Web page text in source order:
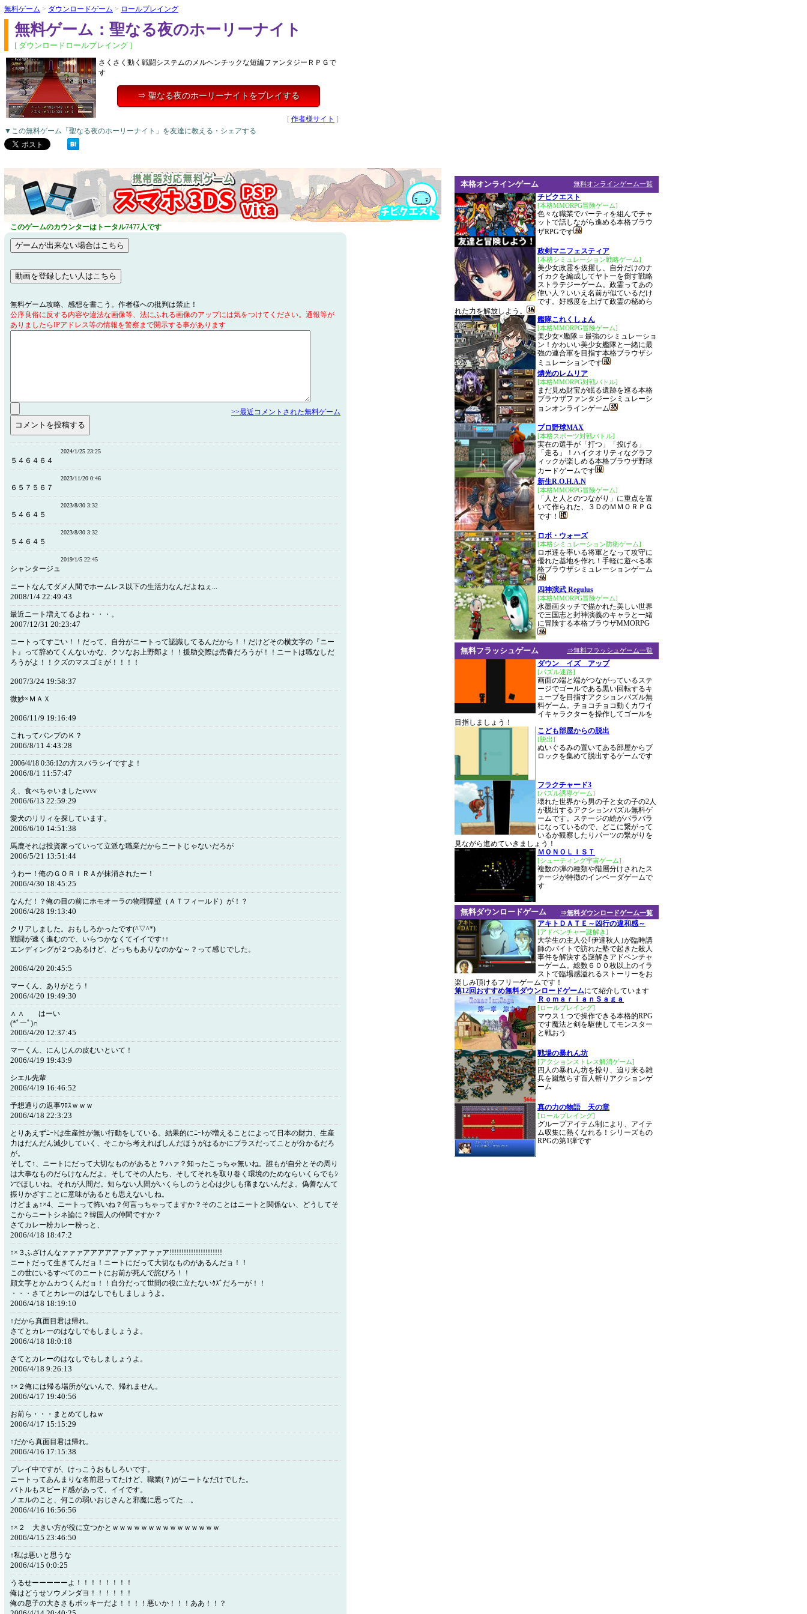
無料ゲーム > ダウンロードゲーム > ロールプレイング
無料ゲーム：聖なる夜のホーリーナイト
[ ダウンロードロールプレイング ]
さくさく動く戦闘システムのメルヘンチックな短編ファンタジーＲＰＧで
す
⇒ 聖なる夜のホーリーナイトをプレイする
[ 作者様サイト ]
▼この無料ゲーム「聖なる夜のホーリーナイト」を友達に教える・シェアする
このゲームのカウンターはトータル7477人です
無料ゲーム攻略、感想を書こう。作者様への批判は禁止！
公序良俗に反する内容や違法な画像等、法にふれる画像のアップには気をつけてください。通報等が
ありましたらIPアドレス等の情報を警察まで開示する事があります
>>最近コメントされた無料ゲーム
2024/1/25 23:25
５４６４６４
2023/11/20 0:46
６５７５６７
2023/8/30 3:32
５４６４５
2023/8/30 3:32
５４６４５
2019/1/5 22:45
シャンタージュ
ニートなんてダメ人間でホームレス以下の生活力なんだよねぇ...
2008/1/4 22:49:43
最近ニート増えてるよね・・・。
2007/12/31 20:23:47
ニートってすごい！！だって、自分がニートって認識してるんだから！！だけどその横文字の『ニー
ト』って辞めてくんないかな、クソなお上野郎よ！！援助交際は売春だろうが！！ニートは職なしだ
ろうがよ！！クズのマスゴミが！！！！
2007/3/24 19:58:37
微妙×ＭＡＸ
2006/11/9 19:16:49
これってバンプのＫ？
2006/8/11 4:43:28
2006/4/18 0:36:12の方スバラシイですよ！
2006/8/1 11:57:47
え、食べちゃいましたvvvv
2006/6/13 22:59:29
愛犬のリリィを探しています。
2006/6/10 14:51:38
馬鹿それは投資家っていって立派な職業だからニートじゃないだろが
2006/5/21 13:51:44
うわー！俺のＧＯＲＩＲＡが抹消されたー！
2006/4/30 18:45:25
なんだ！？俺の目の前にホモオーラの物理障壁（ＡＴフィールド）が！？
2006/4/28 19:13:40
クリアしました。おもしろかったです(^▽^*)
戦闘が速く進むので、いらつかなくてイイです↑↑
エンディングが２つあるけど、どっちもありなのかな～？って感じでした。
2006/4/20 20:45:5
マーくん、ありがとう！
2006/4/20 19:49:30
∧ ∧ はーい
(*ﾟーﾟ)∩
2006/4/20 12:37:45
マーくん、にんじんの皮むいといて！
2006/4/19 19:43:9
シエル先輩
2006/4/19 16:46:52
予想通りの返事ﾜﾛｽｗｗｗ
2006/4/18 22:3:23
とりあえずﾆｰﾄは生産性が無い行動をしている。結果的にﾆｰﾄが増えることによって日本の財力、生産
力はだんだん減少していく、そこから考えればしんだほうがはるかにプラスだってことが分かるだろ
が。
そして↑、ニートにだって大切なものがあると？ハァ？知ったこっちゃ無いね。誰もが自分とその周り
は大事なものだらけなんだよ。そしてその人たち、そしてそれを取り巻く環境のためならいくらでもｼ
ﾝでほしいね。それが人間だ。知らない人間がいくらしのうと心は少しも痛まないんだよ。偽善なんて
振りかざすことに意味があるとも思えないしね。
けどまぁ↑×4、ニートって怖いね？何言っちゃってますか？そのことはニートと関係ない、どうしてそ
こからニートシネ論に？韓国人の仲間ですか？
さてカレー粉カレー粉っと、
2006/4/18 18:47:2
↑×３ふざけんなァァァアアアアアァアァアァァア!!!!!!!!!!!!!!!!!!!!!!
ニートだって生きてんだョ！ニートにだって大切なものがあるんだョ！！
この世にいるすべてのニートにお前が死んで詫びろ！！
顔文字とかムカつくんだョ！！自分だって世間の役に立たないｸｽﾞだろーが！！
・・・さてとカレーのはなしでもしましょうよ。
2006/4/18 18:19:10
↑だから真面目君は帰れ。
さてとカレーのはなしでもしましょうよ。
2006/4/18 18:0:18
さてとカレーのはなしでもしましょうよ。
2006/4/18 9:26:13
↑×２俺には帰る場所がないんで、帰れません。
2006/4/17 19:40:56
お前ら・・・まとめてしねｗ
2006/4/17 15:15:29
↑だから真面目君は帰れ。
2006/4/16 17:15:38
プレイ中ですが、けっこうおもしろいです。
ニートってあんまりな名前思ってたけど、職業(？)がニートなだけでした。
バトルもスピード感があって、イイです。
ノエルのこと、何この弱いおじさんと邪魔に思ってた…。
2006/4/16 16:56:56
↑×２ 大きい方が役に立つかとｗｗｗｗｗｗｗｗｗｗｗｗｗｗｗ
2006/4/15 23:46:50
↑私は悪いと思うな
2006/4/15 0:0:25
うるせーーーーーよ！！！！！！！！
俺はどうせソウメンダヨ！！！！！！
俺の息子の大きさもポッキーだよ！！！！悪いか！！！ああ！！？
無料オンラインゲーム一覧
本格オンラインゲーム
チビクエスト
[本格MMORPG冒険ゲーム]
色々な職業でパーティを組んでチャ
ットで話しながら進める本格ブラウ
ザRPGです
政剣マニフェスティア
[本格シミュレーション戦略ゲーム]
美少女政霊を抜擢し、自分だけのナ
イカクを編成してヤトーを倒す戦略
ストラテジーゲーム。政霊ってあの
偉い人？いいえ名前が似ているだけ
です。好感度を上げて政霊の秘めら
れた力を解放しよう。
艦隊これくしょん
[本格MMORPG冒険ゲーム]
美少女×艦隊＝最強のシミュレーショ
ン！かわいい美少女艦隊と一緒に最
強の連合軍を目指す本格ブラウザシ
ミュレーションです
燐光のレムリア
[本格MMORPG対戦バトル]
まだ見ぬ財宝が眠る遺跡を巡る本格
ブラウザファンタジーシミュレーシ
ョンオンラインゲーム
プロ野球MAX
[本格スポーツ対戦バトル]
実在の選手が「打つ」「投げる」
「走る」！ハイクオリティなグラフ
ィックが楽しめる本格ブラウザ野球
カードゲームです
新生R.O.H.A.N
[本格MMORPG冒険ゲーム]
「人と人とのつながり」に重点を置
いて作られた、３ＤのＭＭＯＲＰＧ
です！
ロボ・ウォーズ
[本格シミュレーション防衛ゲーム]
ロボ達を率いる将軍となって攻守に
優れた基地を作れ！手軽に遊べる本
格ブラウザシミュレーションゲーム
四神演武 Regulus
[本格MMORPG冒険ゲーム]
水墨画タッチで描かれた美しい世界
で三国志と封神演義のキャラと一緒
に冒険する本格ブラウザMMORPG
⇒無料フラッシュゲーム一覧
無料フラッシュゲーム
ダウン イズ アップ
[パズル迷路]
画面の端と端がつながっているステ
ージでゴールである黒い回転するキ
ューブを目指すアクションパズル無
料ゲーム。チョコチョコ動くカワイ
イキャラクターを操作してゴールを
目指しましょう！
こども部屋からの脱出
[脱出]
ぬいぐるみの置いてある部屋からブ
ロックを集めて脱出するゲームです
フラクチャード3
[パズル誘導ゲーム]
壊れた世界から男の子と女の子の2人
が脱出するアクションパズル無料ゲ
ームです。ステージの絵がバラバラ
になっているので、どこに繋がって
いるか観察したりパーツの繋がりを
見ながら進めていきましょう！
ＭＯＮＯＬＩＳＴ
[シューティング宇宙ゲーム]
複数の弾の種類や階層分けされたス
テージが特徴のインベーダゲームで
す
⇒無料ダウンロードゲーム一覧
無料ダウンロードゲーム
アキトＤＡＴＥ～凶行の違和感～
[アドベンチャー謎解き]
大学生の主人公｢伊達秋人｣が臨時講
師のバイトで訪れた塾で起きた殺人
事件を解決する謎解きアドベンチャ
ーゲーム。総数６００枚以上のイラ
ストで臨場感溢れるストーリーをお
楽しみ頂けるフリーゲームです！
第12回おすすめ無料ダウンロードゲームにて紹介しています
ＲｏｍａｒｉａｎＳａｇａ
[ロールプレイング]
マウス１つで操作できる本格的RPG
です魔法と剣を駆使してモンスター
と戦おう
戦場の暴れん坊
[アクションストレス解消ゲーム]
四人の暴れん坊を操り、迫り来る雑
兵を蹴散らす百人斬りアクションゲ
ーム
真の力の物語 天の章
[ロールプレイング]
グループアイテム制により、アイテ
ム収集に熱くなれる！シリーズもの
RPGの第1弾です